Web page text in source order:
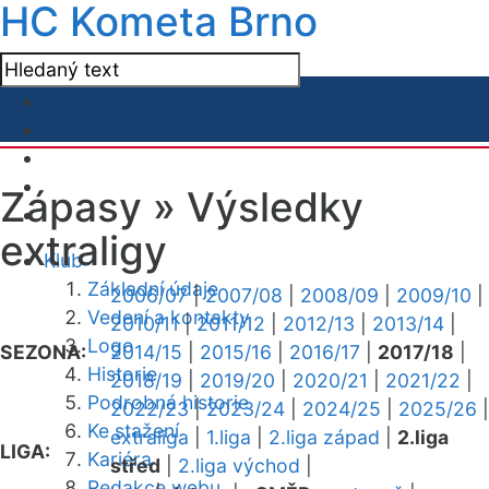
HC Kometa Brno
Klub
Základní údaje
Vedení a kontakty
Logo
Historie
Podrobná historie
Ke stažení
Kariéra
Zápasy » Výsledky
extraligy
SEZONA:
2006/07|2007/08 2008/09 2009/10
2010/11|2011/12 2012/13 2013/14
2014/15
2015/16 2016/17 2017/18
2018/19
2019/20 2020/21 2021/22
2022/23|2023/24 2024/25 2025/26
LIGA:
extraliga 1.liga 2.liga západ
2.liga
střed
2.liga východ